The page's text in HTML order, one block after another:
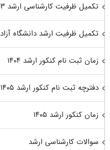
تکمیل ظرفیت کارشناسی ارشد ۱۴۰۳
تکمیل ظرفیت ارشد دانشگاه آزاد ۱۴۰۳
زمان ثبت نام کنکور ارشد ۱۴۰۴
دفترچه ثبت نام کنکور ارشد ۱۴۰۵
زمان کنکور ارشد ۱۴۰۵
سوالات کارشناسی ارشد